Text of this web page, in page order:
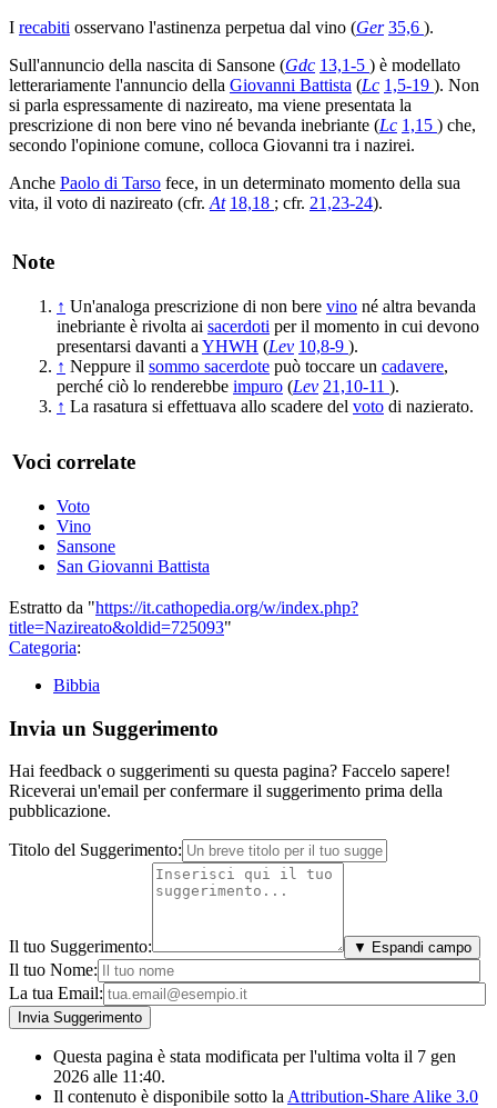
I recabiti osservano l'astinenza perpetua dal vino (Ger 35,6 ).
Sull'annuncio della nascita di Sansone (Gdc 13,1-5 ) è modellato
letterariamente l'annuncio della Giovanni Battista (Lc 1,5-19 ). Non
si parla espressamente di nazireato, ma viene presentata la
prescrizione di non bere vino né bevanda inebriante (Lc 1,15 ) che,
secondo l'opinione comune, colloca Giovanni tra i nazirei.
Anche Paolo di Tarso fece, in un determinato momento della sua
vita, il voto di nazireato (cfr. At 18,18 ; cfr. 21,23-24).
Note
↑ Un'analoga prescrizione di non bere vino né altra bevanda
inebriante è rivolta ai sacerdoti per il momento in cui devono
presentarsi davanti a YHWH (Lev 10,8-9 ).
↑ Neppure il sommo sacerdote può toccare un cadavere,
perché ciò lo renderebbe impuro (Lev 21,10-11 ).
↑ La rasatura si effettuava allo scadere del voto di nazierato.
Voci correlate
Voto
Vino
Sansone
San Giovanni Battista
Estratto da "https://it.cathopedia.org/w/index.php?
title=Nazireato&oldid=725093"
Categoria:
Bibbia
Invia un Suggerimento
Hai feedback o suggerimenti su questa pagina? Faccelo sapere!
Riceverai un'email per confermare il suggerimento prima della
pubblicazione.
Titolo del Suggerimento:
Il tuo Suggerimento: ▼ Espandi campo
Il tuo Nome:
La tua Email:
Questa pagina è stata modificata per l'ultima volta il 7 gen
2026 alle 11:40.
Il contenuto è disponibile sotto laAttribution-Share Alike 3.0